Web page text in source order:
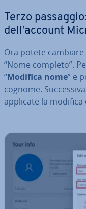
Terzo
dell’account
Ora potete
“Nome completo”.
“Modifica nome” e
cognome.
applicate la modifica